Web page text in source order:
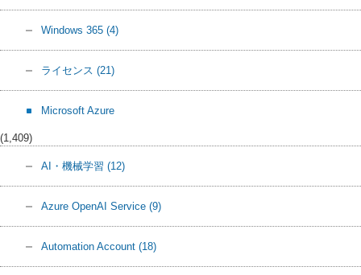
Windows 365 (4)
ライセンス (21)
Microsoft Azure
(1,409)
AI・機械学習 (12)
Azure OpenAI Service (9)
Automation Account (18)